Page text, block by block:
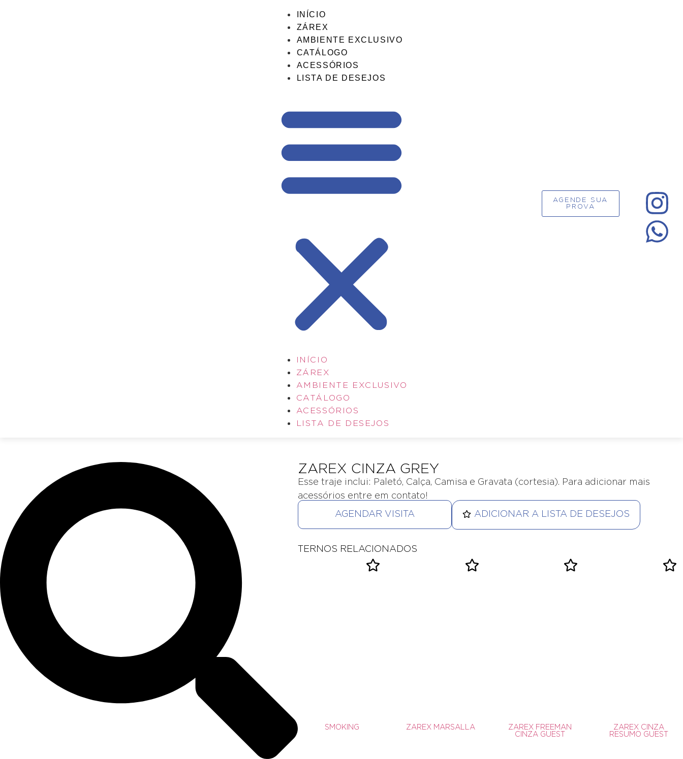
INÍCIO
ZÁREX
AMBIENTE EXCLUSIVO
CATÁLOGO
ACESSÓRIOS
LISTA DE DESEJOS
INÍCIO
ZÁREX
AMBIENTE EXCLUSIVO
CATÁLOGO
ACESSÓRIOS
LISTA DE DESEJOS
AGENDE SUA
PROVA
ZAREX CINZA GREY
Esse traje inclui: Paletó, Calça, Camisa e Gravata (cortesia). Para adicionar mais
acessórios entre em contato!
AGENDAR VISITA ADICIONAR A LISTA DE DESEJOS
TERNOS RELACIONADOS
SMOKING ZAREX MARSALLA
ZAREX FREEMAN
CINZA GUEST
ZAREX CINZA
RESUMO GUEST